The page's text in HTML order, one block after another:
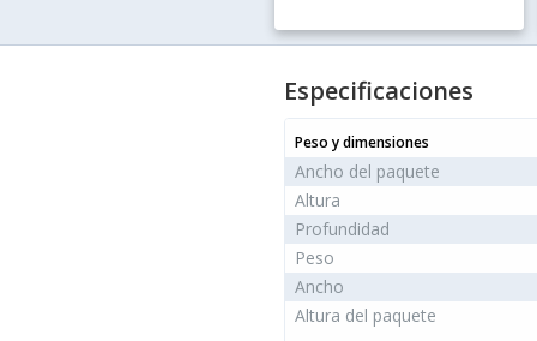
Especificaciones
Peso y dimensiones
Ancho del paquete
Altura
Profundidad
Peso
Ancho
Altura del paquete